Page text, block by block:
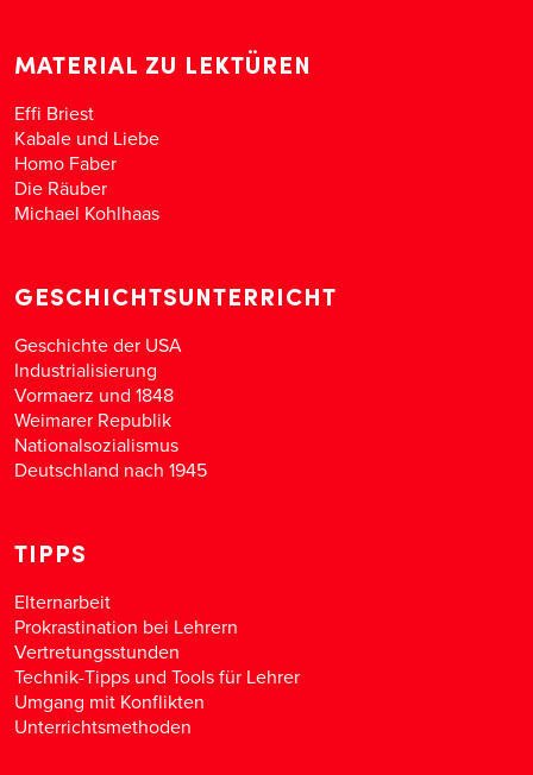
MATERIAL ZU LEKTÜREN
Effi Briest
Kabale und Liebe
Homo Faber
Die Räuber
Michael Kohlhaas
GESCHICHTSUNTERRICHT
Geschichte der USA
Industrialisierung
Vormaerz und 1848
Weimarer Republik
Nationalsozialismus
Deutschland nach 1945
TIPPS
Elternarbeit
Prokrastination bei Lehrern
Vertretungsstunden
Technik-Tipps und Tools für Lehrer
Umgang mit Konflikten
Unterrichtsmethoden